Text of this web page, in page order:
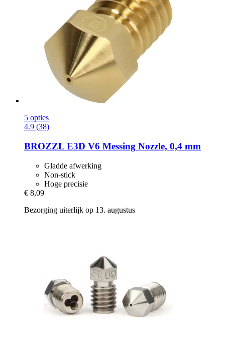
5 opties
4.9 (38)
BROZZL E3D V6 Messing Nozzle, 0,4 mm
Gladde afwerking
Non-stick
Hoge precisie
€ 8,09
Bezorging uiterlijk op 13. augustus